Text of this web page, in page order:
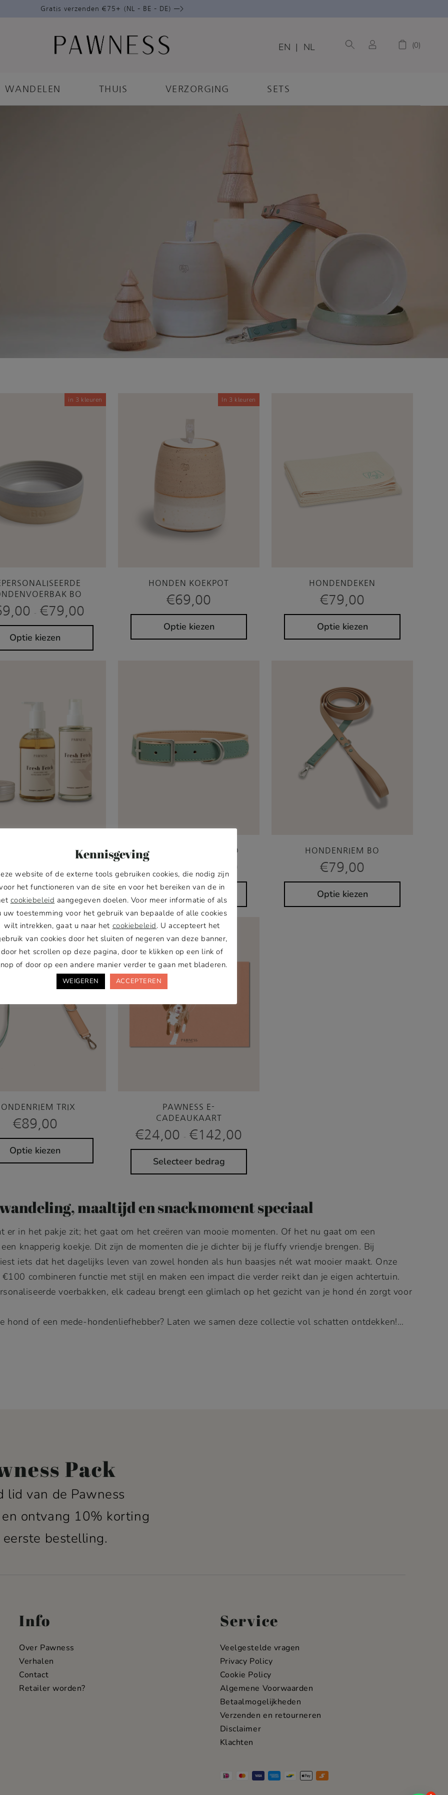
Gratis verzenden €75+ (NL – BE – DE) —>
EN | NL 0
WANDELEN THUIS VERZORGING SETS
BO
- €79,00
tot
Optie kiezen
in 3 kleuren
HONDEN KOEKPOT
€69,00
Optie kiezen
In 3 kleuren
HONDENDEKEN
€79,00
Optie kiezen
& BALM SET
prijs
was:
€67,50.
prijs
€55,00.
In winkelwagen
HONDENHALSBAND BO
-
tot
Optie kiezen
HONDENRIEM BO
€79,00
Optie kiezen
TRIX
€89,00
Optie kiezen
Verstelbare lengte
PAWNESS E-
CADEAUKAART
€24,00 - €142,00
tot
Selecteer bedrag
maaltijd en snackmoment speciaal
er in het pakje zit; het gaat om het creëren van mooie momenten. Of het nu gaat om een
knapperig koekje. Dit zijn de momenten die je dichter bij je fluffy vriendje brengen. Bij
iets dat het dagelijks leven van zowel honden als hun baasjes nét wat mooier maakt. Onze
combineren functie met stijl en maken een impact die verder reikt dan je eigen achtertuin.
voerbakken, elk cadeau brengt een glimlach op het gezicht van je hond én zorgt voor
hond of een mede-hondenliefhebber? Laten we samen deze collectie vol schatten ontdekken!…
Pack
lid van de Pawness
en ontvang 10% korting
eerste bestelling.
Info
Over Pawness
Verhalen
Contact
Retailer worden?
Service
Veelgestelde vragen
Privacy Policy
Cookie Policy
Algemene Voorwaarden
Betaalmogelijkheden
Verzenden en retourneren
Disclaimer
Klachten
Kennisgeving
website of de externe tools gebruiken cookies, die nodig zijn
het functioneren van de site en voor het bereiken van de in
cookiebeleid aangegeven doelen. Voor meer informatie of als
uw toestemming voor het gebruik van bepaalde of alle cookies
wilt intrekken, gaat u naar het cookiebeleid. U accepteert het
van cookies door het sluiten of negeren van deze banner,
door het scrollen op deze pagina, door te klikken op een link of
of door op een andere manier verder te gaan met bladeren.
WEIGEREN ACCEPTEREN